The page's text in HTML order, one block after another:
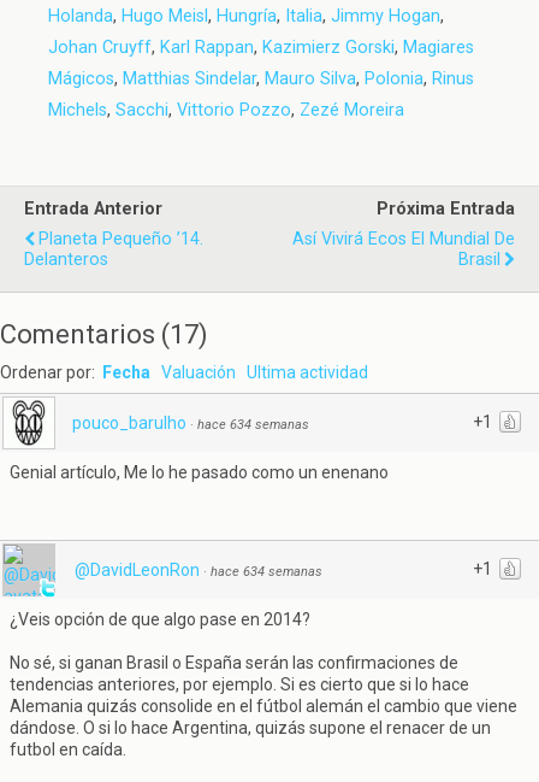
Holanda, Hugo Meisl , Hungría, Italia, Jimmy Hogan,
Johan Cruyff, Karl Rappan, Kazimierz Gorski, Magiares
Mágicos, Matthias Sindelar, Mauro Silva, Polonia, Rinus
Michels, Sacchi, Vittorio Pozzo, Zezé Moreira
Entrada Anterior
Planeta Pequeño ’14.
Delanteros
Próxima Entrada
Así Vivirá Ecos El Mundial De
Brasil
Comentarios (17)
Ordenar por: Fecha Valuación Ultima actividad
+1
pouco_barulho · hace 634 semanas
Genial artículo, Me lo he pasado como un enenano
+1
@DavidLeonRon · hace 634 semanas
¿Veis opción de que algo pase en 2014?
No sé, si ganan Brasil o España serán las confirmaciones de
tendencias anteriores, por ejemplo. Si es cierto que si lo hace
Alemania quizás consolide en el fútbol alemán el cambio que viene
dándose. O si lo hace Argentina, quizás supone el renacer de un
futbol en caída.